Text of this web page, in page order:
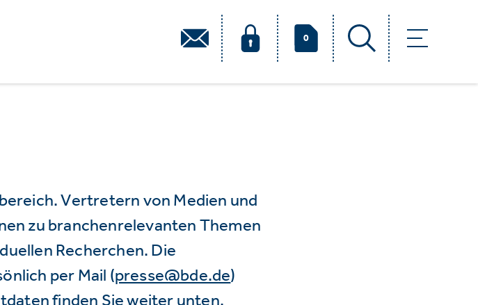
0
Vertretern von Medien und
zu branchenrelevanten Themen
Recherchen. Die
per Mail (presse@bde.de)
finden Sie weiter unten.